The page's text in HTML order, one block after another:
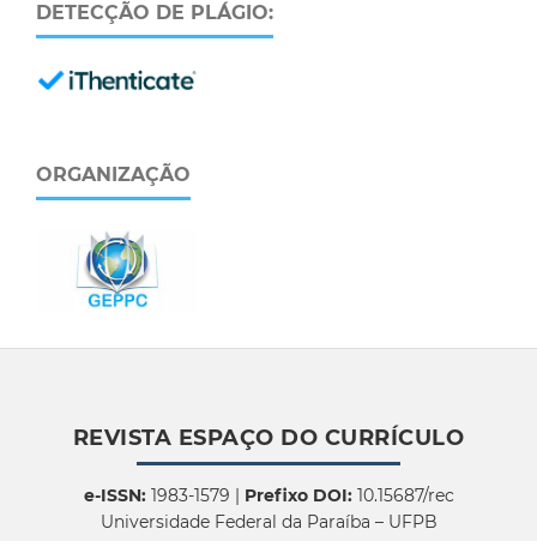
DETECÇÃO DE PLÁGIO:
ORGANIZAÇÃO
REVISTA ESPAÇO DO CURRÍCULO
e-ISSN:1983-1579 | Prefixo DOI:10.15687/rec
Universidade Federal da Paraíba – UFPB